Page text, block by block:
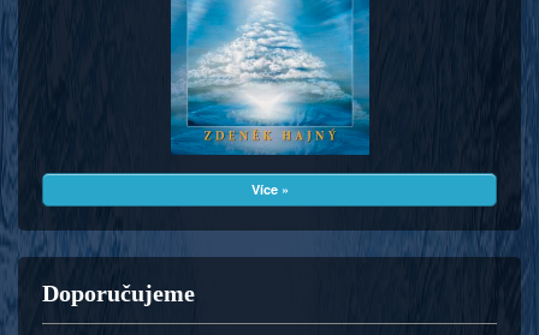
Více »
Doporučujeme